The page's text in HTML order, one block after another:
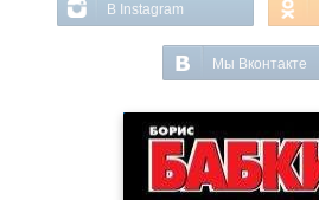
В Instagram
Мы Вконтакте